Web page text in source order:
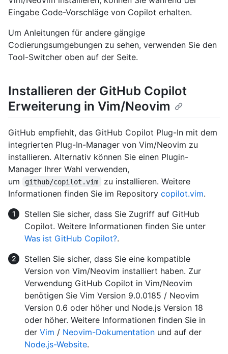
Eingabe Code-Vorschläge von Copilot erhalten.
Um Anleitungen für andere gängige
Codierungsumgebungen zu sehen, verwenden Sie den
Tool-Switcher oben auf der Seite.
Installieren der GitHub Copilot
Erweiterung in Vim/Neovim
GitHub empfiehlt, das GitHub Copilot Plug-In mit dem
integrierten Plug-In-Manager von Vim/Neovim zu
installieren. Alternativ können Sie einen Plugin-
Manager Ihrer Wahl verwenden,
um
github/copilot.vim
zu installieren. Weitere
Informationen finden Sie im Repository copilot.vim.
Stellen Sie sicher, dass Sie Zugriff auf GitHub
Copilot. Weitere Informationen finden Sie unter
Was ist GitHub Copilot?.
Stellen Sie sicher, dass Sie eine kompatible
Version von Vim/Neovim installiert haben. Zur
Verwendung GitHub Copilot in Vim/Neovim
benötigen Sie Vim Version 9.0.0185 / Neovim
Version 0.6 oder höher und Node.js Version 18
oder höher. Weitere Informationen finden Sie in
der Vim / Neovim-Dokumentation und auf der
Node.js-Website.